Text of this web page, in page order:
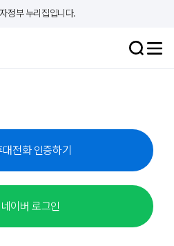
정부 누리집입니다.
대전화 인증하기
네이버 로그인